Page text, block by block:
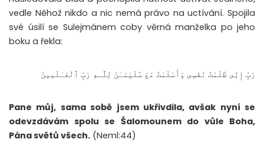
vedle Něhož nikdo a nic nemá právo na uctívání. Spojila
své úsilí se Sulejmánem coby věrná manželka po jeho
boku a řekla:
رَبِّ إِنِّى ظَلَمْتُ نَفْسِى وَأَسْلَمْتُ مَعَ سُلَيْمَـٰنَ لِلَّـهِ رَبِّ ٱلْعَـٰلَمِينَ
Pane můj, sama sobě jsem ukřivdila, avšak nyní se
odevzdávám spolu se Šalomounem do vůle Boha,
Pána světů všech. (Neml:44)